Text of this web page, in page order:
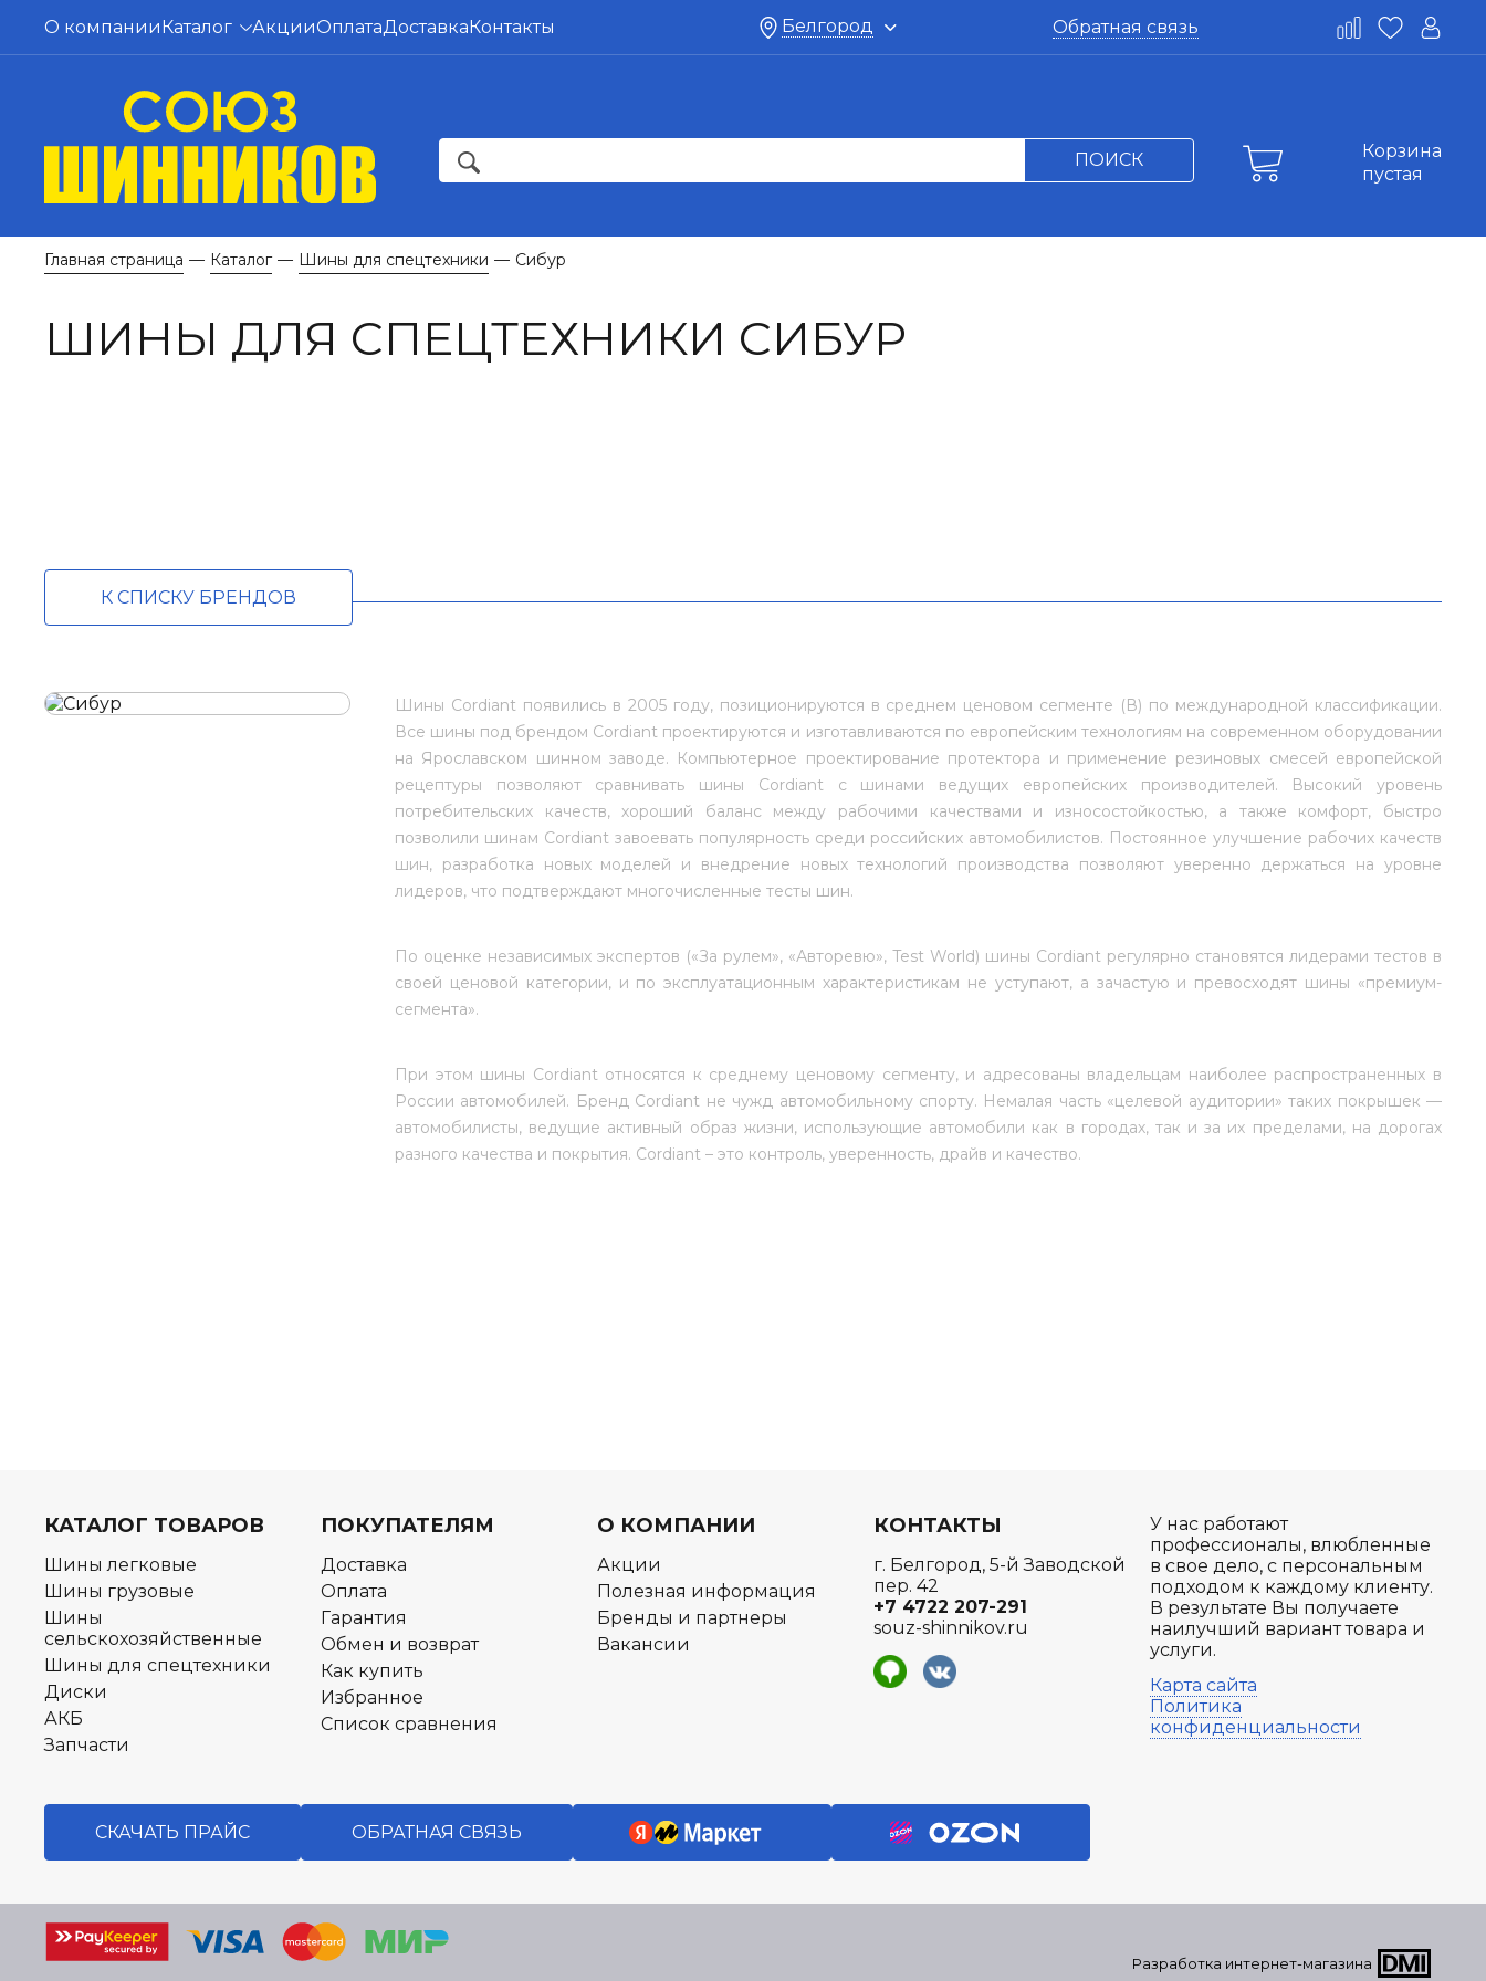
О компанииКаталог АкцииОплатаДоставкаКонтакты Белгород Обратная связь
ПОИСК
Корзина
пустая
Главная страница — Каталог — Шины для спецтехники — Сибур
ШИНЫ ДЛЯ СПЕЦТЕХНИКИ СИБУР
К СПИСКУ БРЕНДОВ
Шины Cordiant появились в 2005 году, позиционируются в среднем ценовом сегменте (В) по международной классификации.
Все шины под брендом Cordiant проектируются и изготавливаются по европейским технологиям на современном оборудовании
на Ярославском шинном заводе. Компьютерное проектирование протектора и применение резиновых смесей европейской
рецептуры позволяют сравнивать шины Cordiant с шинами ведущих европейских производителей. Высокий уровень
потребительских качеств, хороший баланс между рабочими качествами и износостойкостью, а также комфорт, быстро
позволили шинам Cordiant завоевать популярность среди российских автомобилистов. Постоянное улучшение рабочих качеств
шин, разработка новых моделей и внедрение новых технологий производства позволяют уверенно держаться на уровне
лидеров, что подтверждают многочисленные тесты шин.
По оценке независимых экспертов («За рулем», «Авторевю», Test World) шины Cordiant регулярно становятся лидерами тестов в
своей ценовой категории, и по эксплуатационным характеристикам не уступают, а зачастую и превосходят шины «премиум-
сегмента».
При этом шины Cordiantотносятся к среднему ценовому сегменту, и адресованы владельцам наиболее распространенных в
России автомобилей. Бренд Cordiant не чужд автомобильному спорту. Немалая часть «целевой аудитории» таких покрышек —
автомобилисты, ведущие активный образ жизни, использующие автомобили как в городах, так и за их пределами, на дорогах
разного качества и покрытия. Cordiant – это контроль, уверенность, драйв и качество.
КАТАЛОГ ТОВАРОВ
Шины легковые
Шины грузовые
Шины
сельскохозяйственные
Шины для спецтехники
Диски
АКБ
Запчасти
ПОКУПАТЕЛЯМ
Доставка
Оплата
Гарантия
Обмен и возврат
Как купить
Избранное
Список сравнения
О КОМПАНИИ
Акции
Полезная информация
Бренды и партнеры
Вакансии
У нас работают
профессионалы, влюбленные
в свое дело, с персональным
подходом к каждому клиенту.
В результате Вы получаете
наилучший вариант товара и
услуги.
Карта сайта
Политика
конфиденциальности
КОНТАКТЫ
г. Белгород, 5-й Заводской
пер. 42
+7 4722 207-291
souz-shinnikov.ru
СКАЧАТЬ ПРАЙС ОБРАТНАЯ СВЯЗЬ
Разработка интернет-магазина